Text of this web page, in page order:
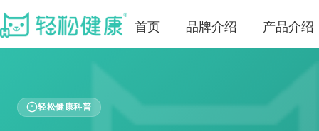
首页 品牌介绍 产品介绍
轻松健康科普